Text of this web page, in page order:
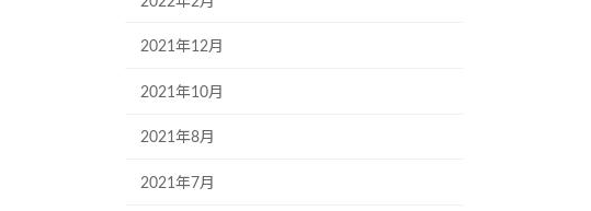
2021年12月
2021年10月
2021年8月
2021年7月